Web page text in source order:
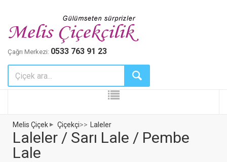
Çağrı Merkezi: 0533 763 91 23
Melis Çiçek Çiçekçi>> Laleler
Laleler / Sarı Lale / Pembe
Lale